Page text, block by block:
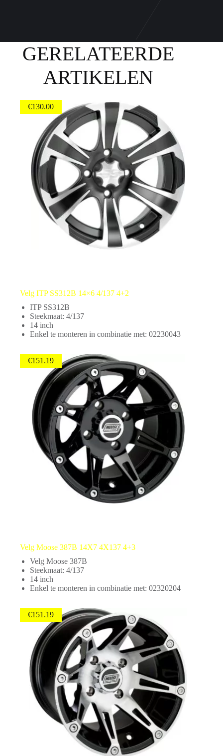
GERELATEERDE
ARTIKELEN
Velg ITP SS312B 14×6 4/137 4+2
€130.00
ITP SS312B
Steekmaat: 4/137
14 inch
Enkel te monteren in combinatie met: 02230043
Velg Moose 387B 14X7 4X137 4+3
€151.19
Velg Moose 387B
Steekmaat: 4/137
14 inch
Enkel te monteren in combinatie met: 02320204
€151.19